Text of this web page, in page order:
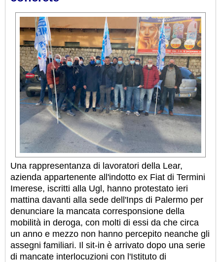
Una rappresentanza di lavoratori della Lear,
azienda appartenente all'indotto ex Fiat di Termini
Imerese, iscritti alla Ugl, hanno protestato ieri
mattina davanti alla sede dell'Inps di Palermo per
denunciare la mancata corresponsione della
mobilità in deroga, con molti di essi da che circa
un anno e mezzo non hanno percepito neanche gli
assegni familiari. Il sit-in è arrivato dopo una serie
di mancate interlocuzioni con l'Istituto di